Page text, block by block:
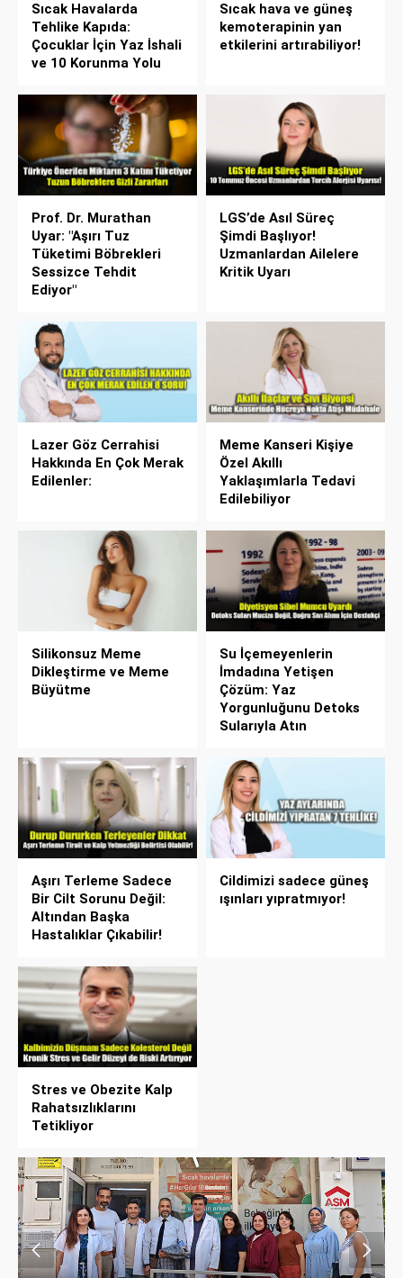
Sıcak Havalarda
Tehlike Kapıda:
Çocuklar İçin Yaz İshali
ve 10 Korunma Yolu
Sıcak hava ve güneş
kemoterapinin yan
etkilerini artırabiliyor!
Prof. Dr. Murathan
Uyar: "Aşırı Tuz
Tüketimi Böbrekleri
Sessizce Tehdit
Ediyor"
LGS’de Asıl Süreç
Şimdi Başlıyor!
Uzmanlardan Ailelere
Kritik Uyarı
Lazer Göz Cerrahisi
Hakkında En Çok Merak
Edilenler:
Meme Kanseri Kişiye
Özel Akıllı
Yaklaşımlarla Tedavi
Edilebiliyor
Silikonsuz Meme
Dikleştirme ve Meme
Büyütme
Su İçemeyenlerin
İmdadına Yetişen
Çözüm: Yaz
Yorgunluğunu Detoks
Sularıyla Atın
Aşırı Terleme Sadece
Bir Cilt Sorunu Değil:
Altından Başka
Hastalıklar Çıkabilir!
Cildimizi sadece güneş
ışınları yıpratmıyor!
Stres ve Obezite Kalp
Rahatsızlıklarını
Tetikliyor